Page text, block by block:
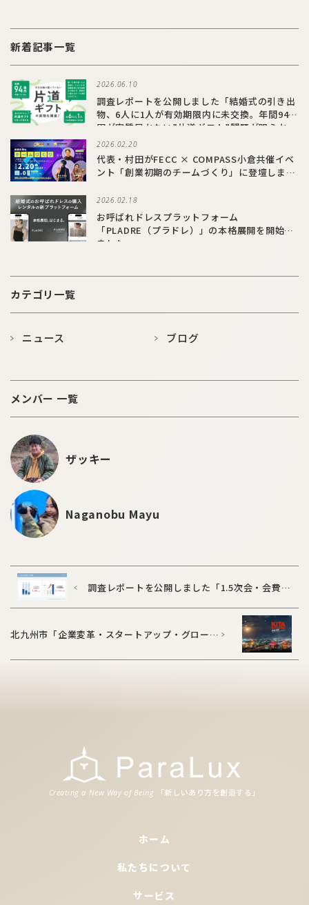
新着記事一覧
2026.06.10
調査レポートを公開しました「結婚式の引き出
物、6人に1人が有効期限内に未交換。年間94億
円が実質届かない”片道ギフト”問題が明らか
に」
2026.02.20
代表・村田がFECC × COMPASS小倉共催イベ
ント「創業初期のチームづくり」に登壇しまし
2026.02.18
お呼ばれドレスプラットフォーム
「PLADRE（プラドレ）」の本格展開を開始し
ました
カテゴリ一覧
ニュース ブログ
メンバー 一覧
ザッキー
Naganobu Mayu
調査レポートを公開しました「1.5次会・会費制
北九州市「企業変革・スタートアップ・グロース
Creating a New Way of Being 「新 しいあり方を創造する」
ホーム
私たちについて
サービス